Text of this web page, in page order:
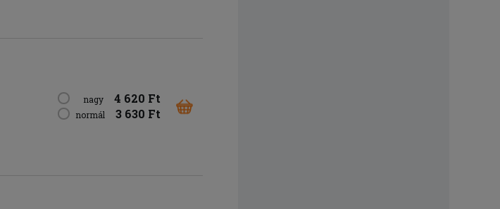
nagy 4 620 Ft
normál 3 630 Ft